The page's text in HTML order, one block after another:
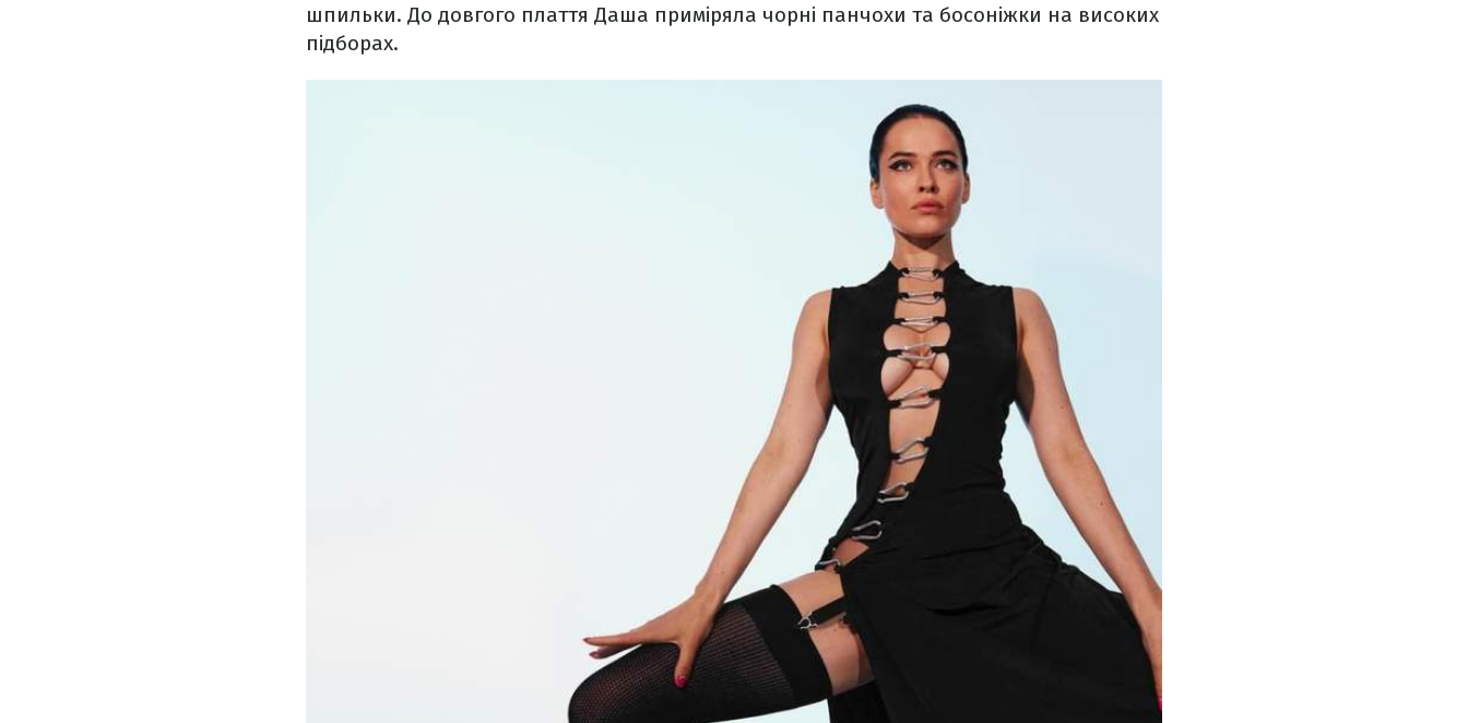
шпильки. До довгого плаття Даша приміряла чорні панчохи та босоніжки на високих
підборах.